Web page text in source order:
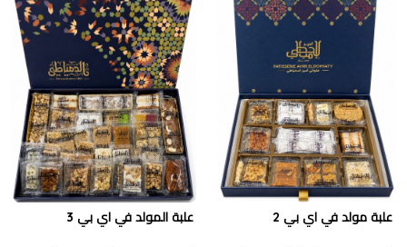
علبة مولد في اي بي 2 علبة المولد في اي بي 3